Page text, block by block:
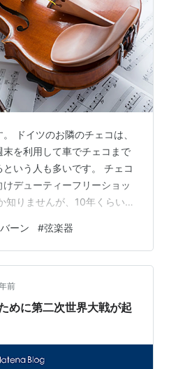
ドイツのお隣のチェコは、
を利用して車でチェコまで
いう人も多いです。 チェコ
デューティーフリーショッ
知りませんが、10年くらい前
いた時は、時々チェコまで
してました。 一時間ちょい
の国境です。アウトバーン
イブが楽しめます。 一人4
ドイツに持ち込めます。何度
しまい、5カ…
ーン #弦楽器
前
めに第二次世界大戦が起